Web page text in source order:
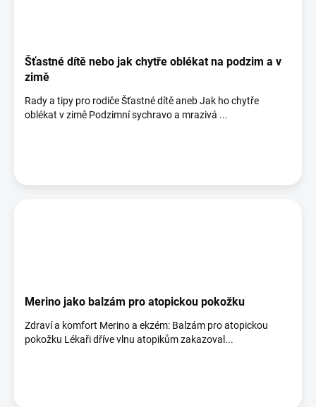
Šťastné dítě nebo jak chytře oblékat na podzim a v
zimě
Rady a tipy pro rodiče Šťastné dítě aneb Jak ho chytře
oblékat v zimě Podzimní sychravo a mrazivá ...
Merino jako balzám pro atopickou pokožku
Zdraví a komfort Merino a ekzém: Balzám pro atopickou
pokožku Lékaři dříve vlnu atopikům zakazoval...